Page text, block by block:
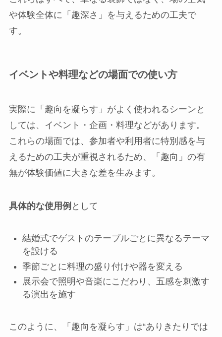
や体験全体に「趣深さ」を与えるための工夫で
す。
イベントや料理などの場面での使い方
実際に「趣向を凝らす」がよく使われるシーンと
しては、イベント・企画・料理などがあります。
これらの場面では、参加者や利用者に特別感を与
えるための工夫が重視されるため、「趣向」の有
無が体験価値に大きな差を生みます。
具体的な使用例 として
結婚式でゲストのテーブルごとに異なるテーマ
を設ける
季節ごとに料理の盛り付けや器を変える
展示会で照明や音楽にこだわり、五感を刺激す
る演出を施す
このように、「趣向を凝らす」は“ありきたりでは